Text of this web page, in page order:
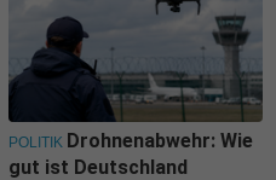
POLITIK Drohnenabwehr: Wie
gut ist Deutschland